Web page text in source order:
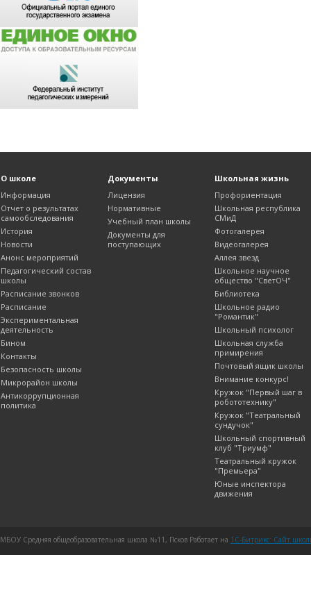
О школе
Информация
Отчет о результатах
самообследования
История
Новости
Анонс мероприятий
Педагогический состав
школы
Расписание звонков
Расписание
Экспериментальная
деятельность
Бином
Контакты
Безопасность школы
Микрорайон школы
Антикоррупционная
политика
Документы
Лицензия
Нормативные
Учебный план школы
Документы для
поступающих
Школьная жизнь
Профориентация
Школьная республика
СМиД
Фотогалерея
Видеогалерея
Аллея звезд
Школьное научное
общество "СветОЧ"
Библиотека
Школьное радио
"Романтик"
Школьный психолог
Школьная служба
примирения
Почтовый ящик школы
Внимание конкурс!
Кружок "Первый шаг в
робототехнику"
Кружок "Театральный
сундучок"
Школьный спортивный
клуб "Триумф"
Театральный кружок
"Премьера"
Юные инспектора
движения
МБОУ Средняя общеобразовательная школа №11, Псков Работает на 1C-Битрикс: Сайт